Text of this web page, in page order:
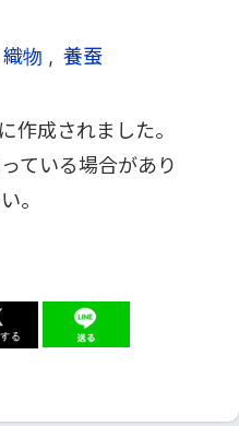
織物 養蚕
に作成されました。
ている場合があり
。